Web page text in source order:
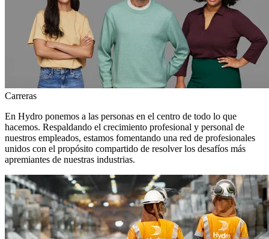
Carreras
En Hydro ponemos a las personas en el centro de todo lo que
hacemos. Respaldando el crecimiento profesional y personal de
nuestros empleados, estamos fomentando una red de profesionales
unidos con el propósito compartido de resolver los desafíos más
apremiantes de nuestras industrias.